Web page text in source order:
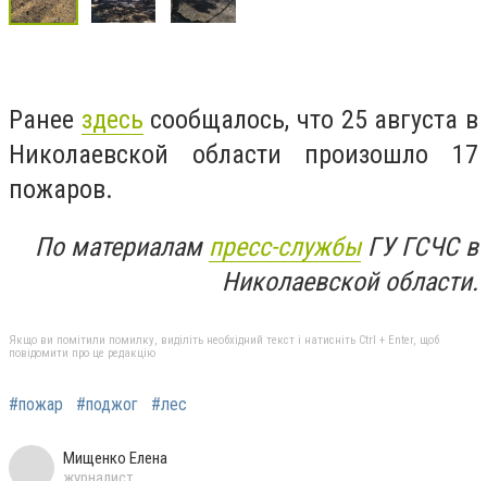
Ранее здесь сообщалось, что 25 августа в
Николаевской области произошло 17
пожаров.
По материалам пресс-службыГУ ГСЧС в
Николаевской области.
Якщо ви помітили помилку, виділіть необхідний текст і натисніть Ctrl + Enter, щоб
повідомити про це редакцію
#пожар #поджог #лес
Мищенко Елена